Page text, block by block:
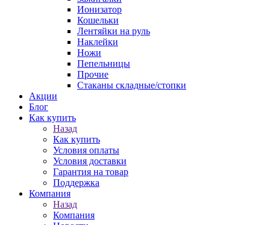
Ионизатор
Кошельки
Лентяйки на руль
Наклейки
Ножи
Пепельницы
Прочие
Стаканы складные/стопки
Акции
Блог
Как купить
Назад
Как купить
Условия оплаты
Условия доставки
Гарантия на товар
Поддержка
Компания
Назад
Компания